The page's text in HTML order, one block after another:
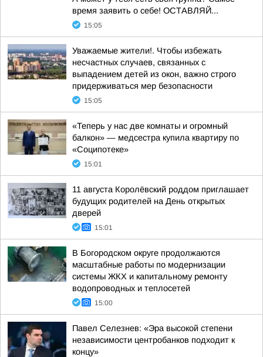
время заявить о себе! ОСТАВЛЯЙ...
15:05
Уважаемые жители!. Чтобы избежать
несчастных случаев, связанных с
выпадением детей из окон, важно строго
придерживаться мер безопасности
15:05
«Теперь у нас две комнаты и огромный
балкон» — медсестра купила квартиру по
«Соципотеке»
15:01
11 августа Королёвский роддом приглашает
будущих родителей на День открытых
дверей
15:01
В Богородском округе продолжаются
масштабные работы по модернизации
системы ЖКХ и капитальному ремонту
водопроводных и теплосетей
15:00
Павел Селезнев: «Эра высокой степени
независимости центробанков подходит к
концу»